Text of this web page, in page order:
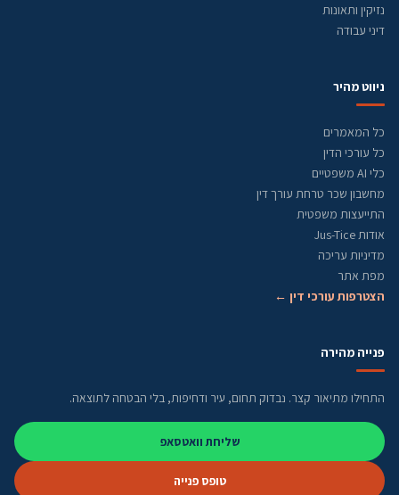
נזיקין ותאונות
דיני עבודה
ניווט מהיר
כל המאמרים
כל עורכי הדין
כלי AI משפטיים
מחשבון שכר טרחת עורך דין
התייעצות משפטית
אודות Jus-Tice
מדיניות עריכה
מפת אתר
הצטרפות עורכי דין ←
פנייה מהירה
התחילו מתיאור קצר. נבדוק תחום, עיר ודחיפות, בלי הבטחה לתוצאה.
שליחת וואטסאפ
טופס פנייה